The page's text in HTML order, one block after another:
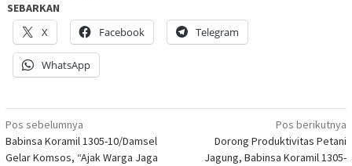
SEBARKAN
X
Facebook Telegram
WhatsApp
Navigasi
pos
Pos sebelumnya
Babinsa Koramil 1305-10/Damsel
Gelar Komsos, “Ajak Warga Jaga
Pos berikutnya
Dorong Produktivitas Petani
Jagung, Babinsa Koramil 1305-